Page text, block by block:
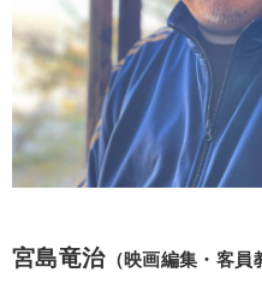
宮島竜治（映画編集・客員